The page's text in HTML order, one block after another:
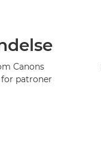
Canons
patroner